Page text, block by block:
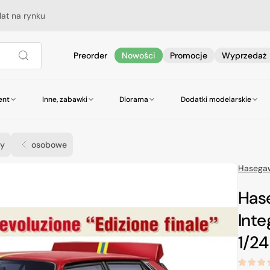
na rynku
Preorder Nowości Promocje Wyprzedaż
Leonardo da vinci
World of Tank
Inne, zabawki Diorama Dodatki modelarskie
osobowe
1/24